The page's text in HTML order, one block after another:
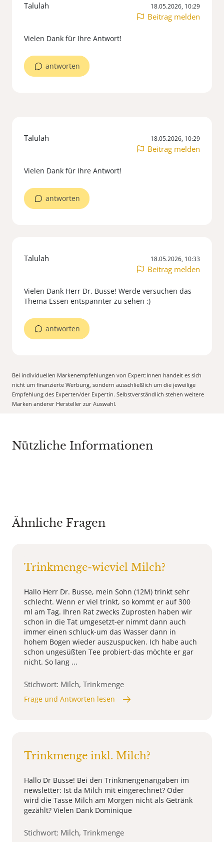
Talulah 18.05.2026, 10:29
Beitrag melden
Vielen Dank für Ihre Antwort!
antworten
Talulah 18.05.2026, 10:29
Beitrag melden
Vielen Dank für Ihre Antwort!
antworten
Talulah 18.05.2026, 10:33
Beitrag melden
Vielen Dank Herr Dr. Busse! Werde versuchen das
Thema Essen entspannter zu sehen :)
antworten
Bei individuellen Markenempfehlungen von Expert:Innen handelt es sich
nicht um finanzierte Werbung, sondern ausschließlich um die jeweilige
Empfehlung des Experten/der Expertin. Selbstverständlich stehen weitere
Marken anderer Hersteller zur Auswahl.
Nützliche Informationen
Ähnliche Fragen
Trinkmenge-wieviel Milch?
Hallo Herr Dr. Busse, mein Sohn (12M) trinkt sehr
schlecht. Wenn er viel trinkt, so kommt er auf 300
ml am Tag. Ihren Rat zwecks Zuprosten haben wir
schon in die Tat umgesetzt-er nimmt dann auch
immer einen schluck-um das Wasser dann in
hohem Bogen wieder auszuspucken. Ich habe auch
schon ungesüßten Tee probiert-das möchte er gar
nicht. So lang ...
Stichwort: Milch, Trinkmenge
Frage und Antworten lesen
Trinkmenge inkl. Milch?
Hallo Dr Busse! Bei den Trinkmengenangaben im
newsletter: Ist da Milch mit eingerechnet? Oder
wird die Tasse Milch am Morgen nicht als Getränk
gezählt? Vielen Dank Dominique
Stichwort: Milch, Trinkmenge